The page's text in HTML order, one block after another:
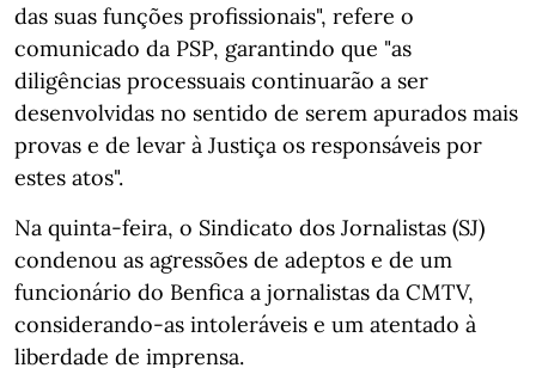
das suas funções profissionais", refere o
comunicado da PSP, garantindo que "as
diligências processuais continuarão a ser
desenvolvidas no sentido de serem apurados mais
provas e de levar à Justiça os responsáveis por
estes atos".
Na quinta-feira, o Sindicato dos Jornalistas (SJ)
condenou as agressões de adeptos e de um
funcionário do Benfica a jornalistas da CMTV,
considerando-as intoleráveis e um atentado à
liberdade de imprensa.